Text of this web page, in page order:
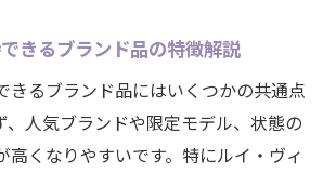
きるブランド品の特徴解説
きるブランド品にはいくつかの共通点
、人気ブランドや限定モデル、状態の
高くなりやすいです。特にルイ・ヴィ